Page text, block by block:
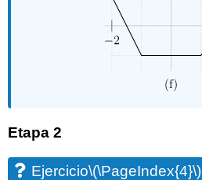
Etapa 2
Ejercicio\(\PageIndex{4}\)